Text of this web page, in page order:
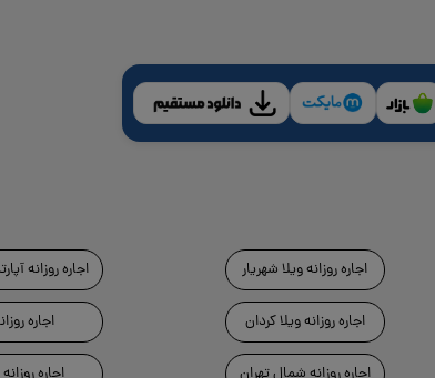
اجاره روزانه ویلا شهریار
اجاره روزانه ویلا کردان
اجاره روزانه
اجاره